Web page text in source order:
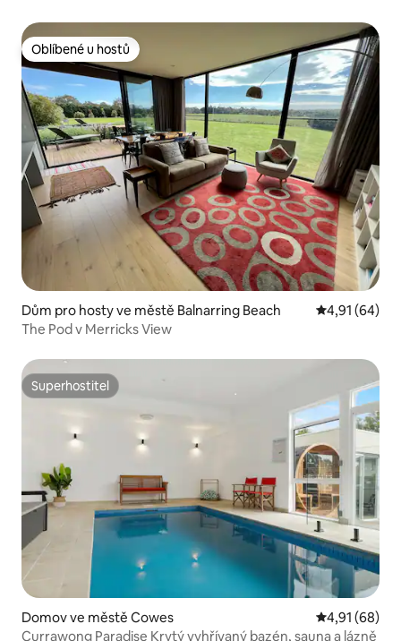
Oblíbené u hostů
Oblíbené u hostů
Dům pro hosty ve městě Balnarring Beach Průměrné
4,91 (64)
The Pod v Merricks View
Superhostitel
Superhostitel
Domov ve městě Cowes Průměrné
4,91 (68)
Currawong Paradise Krytý vyhřívaný bazén, sauna a lázně